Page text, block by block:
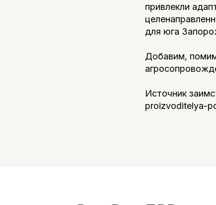
привлекли
для юга
Добавим,
Источник
proizvoditelya-